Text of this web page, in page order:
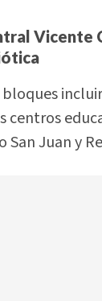
Vicente
bloques
centros
San Juan y